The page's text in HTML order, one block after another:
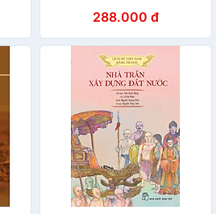
288.000 đ